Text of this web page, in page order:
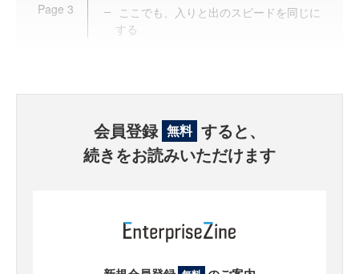
Page 3
ここでも、入りと出のスピードを同じに
する
会員登録 無料 すると、
続きをお読みいただけます